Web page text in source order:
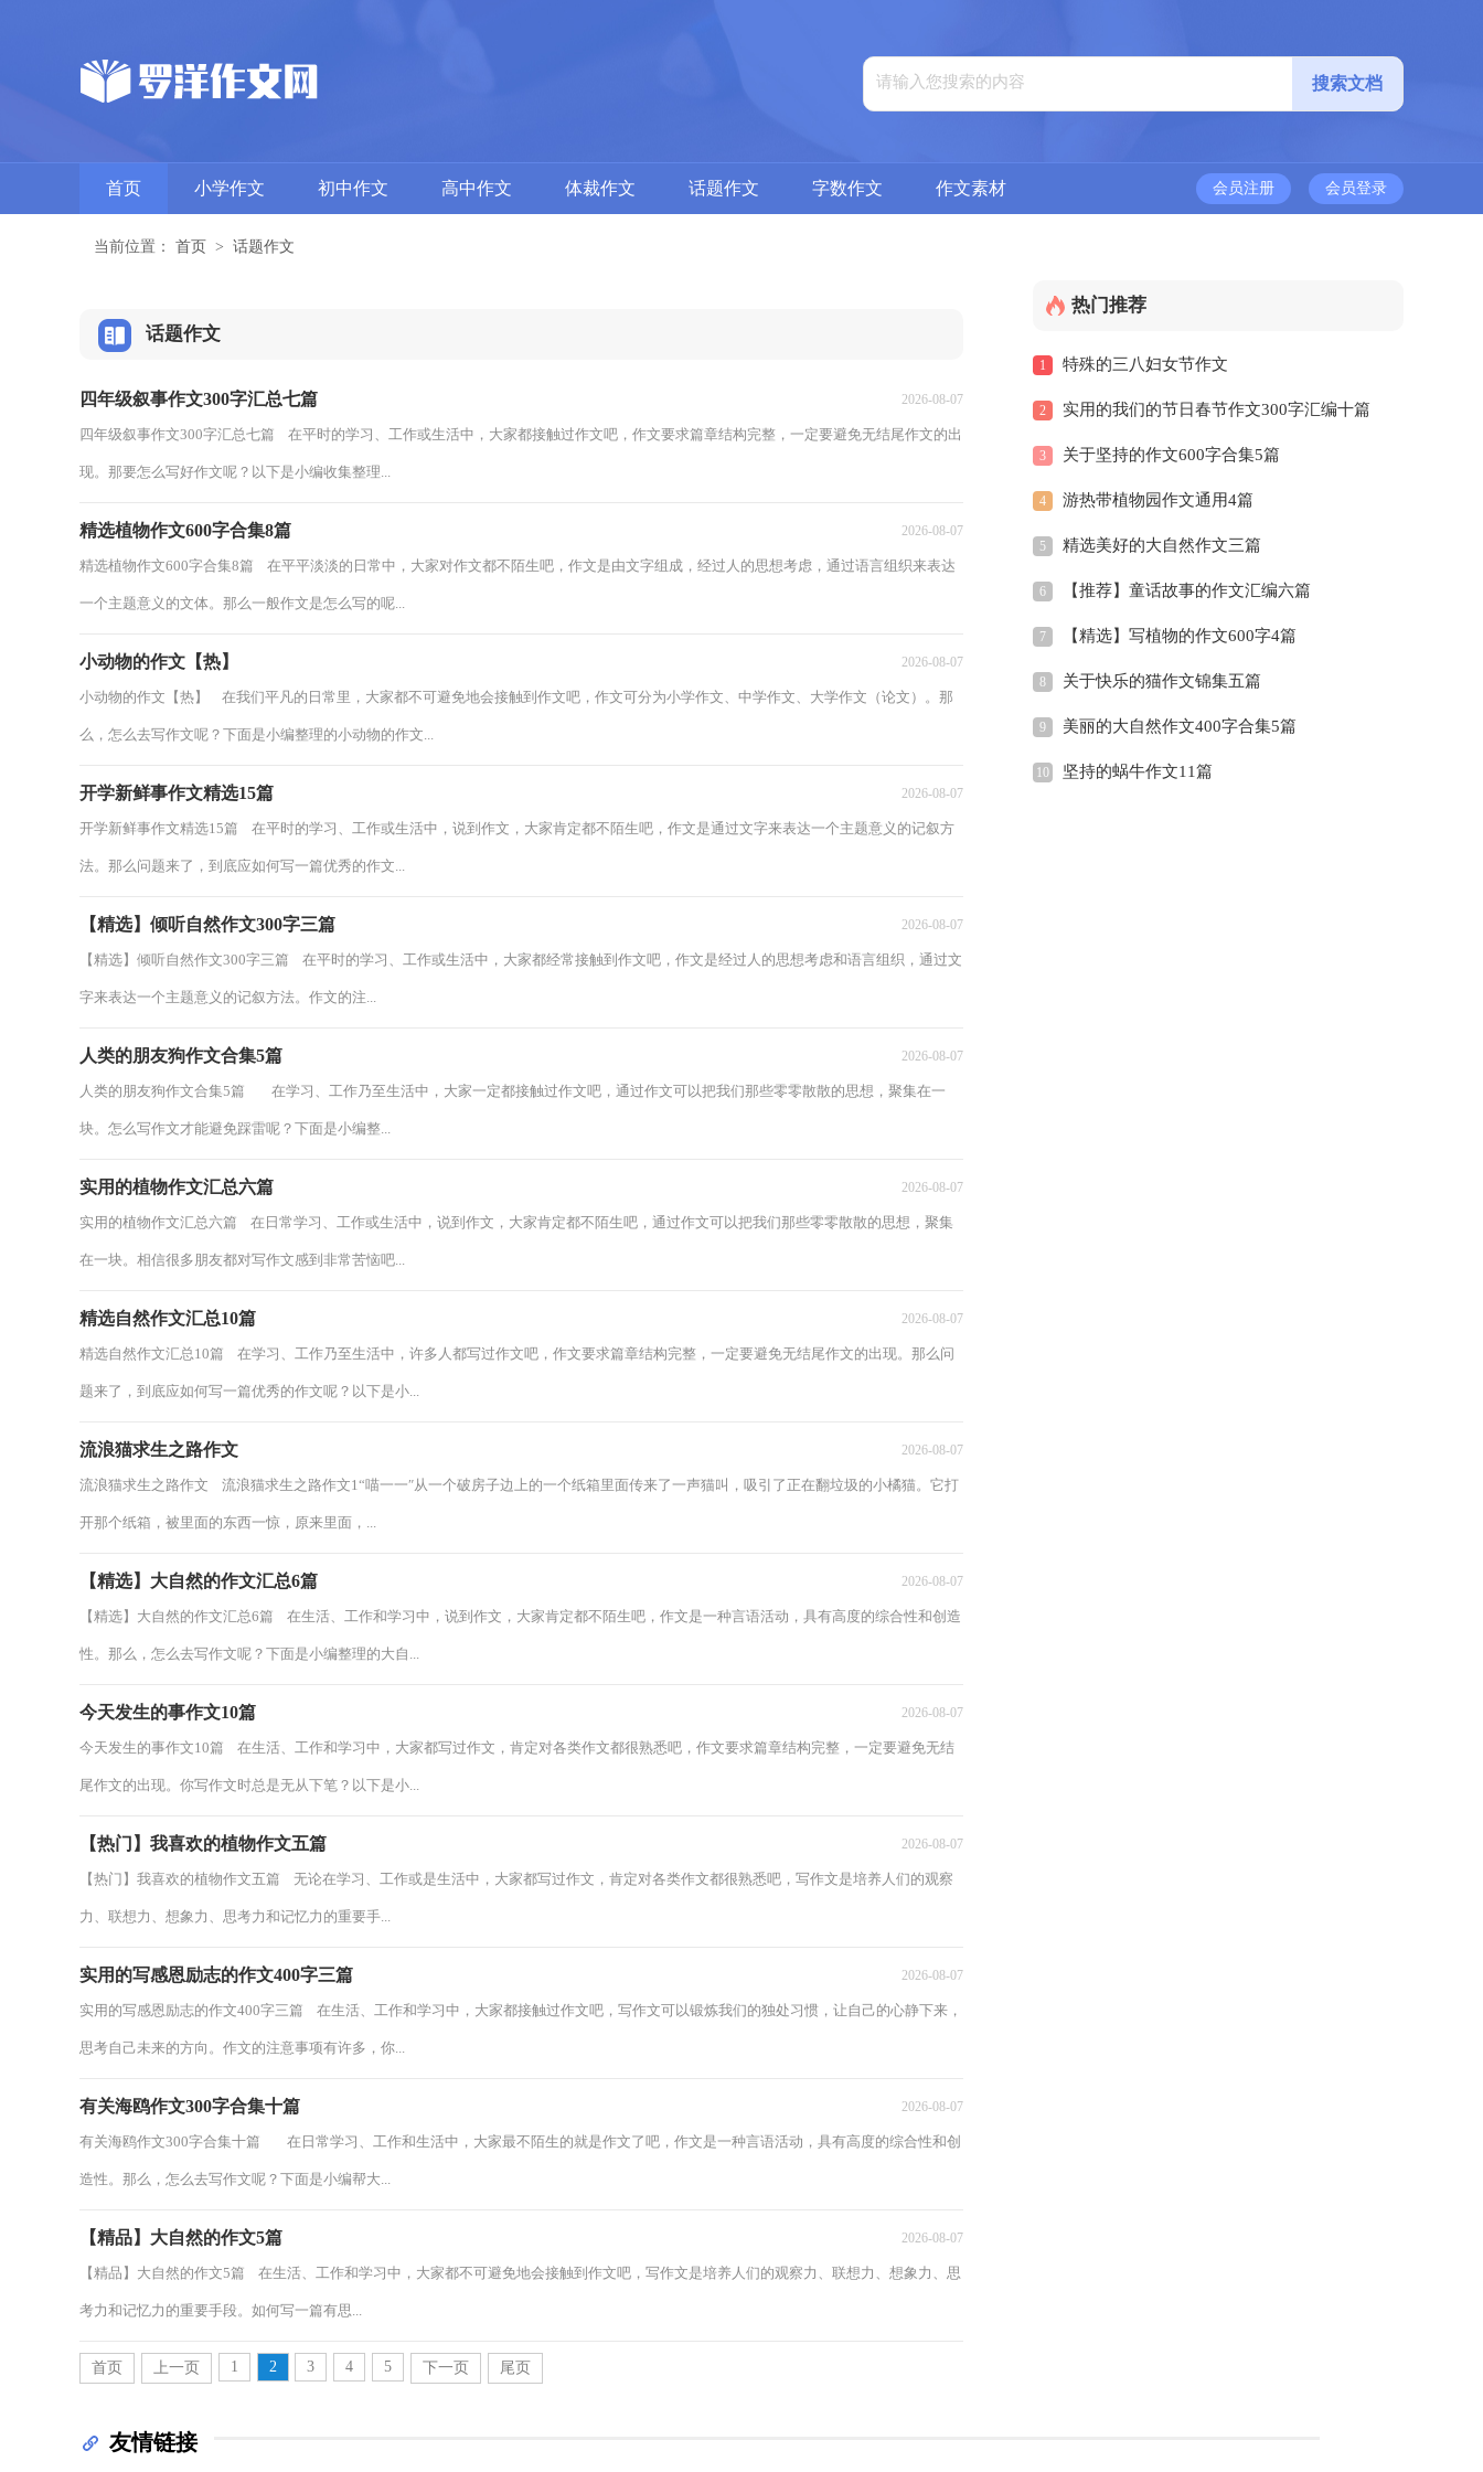
首页 小学作文 初中作文 高中作文 体裁作文 话题作文 字数作文 作文素材 会员登录
会员注册
当前位置： 首页 > 话题作文
话题作文
四年级叙事作文300字汇总七篇 2026-08-07
四年级叙事作文300字汇总七篇 在平时的学习、工作或生活中，大家都接触过作文吧，作文要求篇章结构完整，一定要避免无结尾作文的出
现。那要怎么写好作文呢？以下是小编收集整理...
精选植物作文600字合集8篇 2026-08-07
精选植物作文600字合集8篇 在平平淡淡的日常中，大家对作文都不陌生吧，作文是由文字组成，经过人的思想考虑，通过语言组织来表达
一个主题意义的文体。那么一般作文是怎么写的呢...
小动物的作文【热】 2026-08-07
小动物的作文【热】 在我们平凡的日常里，大家都不可避免地会接触到作文吧，作文可分为小学作文、中学作文、大学作文（论文）。那
么，怎么去写作文呢？下面是小编整理的小动物的作文...
开学新鲜事作文精选15篇 2026-08-07
开学新鲜事作文精选15篇 在平时的学习、工作或生活中，说到作文，大家肯定都不陌生吧，作文是通过文字来表达一个主题意义的记叙方
法。那么问题来了，到底应如何写一篇优秀的作文...
【精选】倾听自然作文300字三篇 2026-08-07
【精选】倾听自然作文300字三篇 在平时的学习、工作或生活中，大家都经常接触到作文吧，作文是经过人的思想考虑和语言组织，通过文
字来表达一个主题意义的记叙方法。作文的注...
人类的朋友狗作文合集5篇 2026-08-07
人类的朋友狗作文合集5篇 在学习、工作乃至生活中，大家一定都接触过作文吧，通过作文可以把我们那些零零散散的思想，聚集在一
块。怎么写作文才能避免踩雷呢？下面是小编整...
实用的植物作文汇总六篇 2026-08-07
实用的植物作文汇总六篇 在日常学习、工作或生活中，说到作文，大家肯定都不陌生吧，通过作文可以把我们那些零零散散的思想，聚集
在一块。相信很多朋友都对写作文感到非常苦恼吧...
精选自然作文汇总10篇 2026-08-07
精选自然作文汇总10篇 在学习、工作乃至生活中，许多人都写过作文吧，作文要求篇章结构完整，一定要避免无结尾作文的出现。那么问
题来了，到底应如何写一篇优秀的作文呢？以下是小...
流浪猫求生之路作文 2026-08-07
流浪猫求生之路作文 流浪猫求生之路作文1“喵一一″从一个破房子边上的一个纸箱里面传来了一声猫叫，吸引了正在翻垃圾的小橘猫。它打
开那个纸箱，被里面的东西一惊，原来里面，...
【精选】大自然的作文汇总6篇 2026-08-07
【精选】大自然的作文汇总6篇 在生活、工作和学习中，说到作文，大家肯定都不陌生吧，作文是一种言语活动，具有高度的综合性和创造
性。那么，怎么去写作文呢？下面是小编整理的大自...
今天发生的事作文10篇 2026-08-07
今天发生的事作文10篇 在生活、工作和学习中，大家都写过作文，肯定对各类作文都很熟悉吧，作文要求篇章结构完整，一定要避免无结
尾作文的出现。你写作文时总是无从下笔？以下是小...
【热门】我喜欢的植物作文五篇 2026-08-07
【热门】我喜欢的植物作文五篇 无论在学习、工作或是生活中，大家都写过作文，肯定对各类作文都很熟悉吧，写作文是培养人们的观察
力、联想力、想象力、思考力和记忆力的重要手...
实用的写感恩励志的作文400字三篇 2026-08-07
实用的写感恩励志的作文400字三篇 在生活、工作和学习中，大家都接触过作文吧，写作文可以锻炼我们的独处习惯，让自己的心静下来，
思考自己未来的方向。作文的注意事项有许多，你...
有关海鸥作文300字合集十篇 2026-08-07
有关海鸥作文300字合集十篇 在日常学习、工作和生活中，大家最不陌生的就是作文了吧，作文是一种言语活动，具有高度的综合性和创
造性。那么，怎么去写作文呢？下面是小编帮大...
【精品】大自然的作文5篇 2026-08-07
【精品】大自然的作文5篇 在生活、工作和学习中，大家都不可避免地会接触到作文吧，写作文是培养人们的观察力、联想力、想象力、思
考力和记忆力的重要手段。如何写一篇有思...
首页 上一页 1 2 3 4 5 下一页 尾页
热门推荐
1 特殊的三八妇女节作文
2 实用的我们的节日春节作文300字汇编十篇
3 关于坚持的作文600字合集5篇
4 游热带植物园作文通用4篇
5 精选美好的大自然作文三篇
6 【推荐】童话故事的作文汇编六篇
7 【精选】写植物的作文600字4篇
8 关于快乐的猫作文锦集五篇
9 美丽的大自然作文400字合集5篇
10 坚持的蜗牛作文11篇
友情链接